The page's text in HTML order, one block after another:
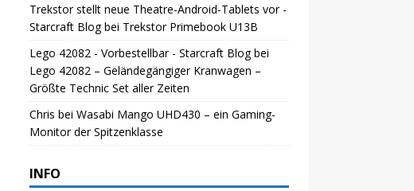
Trekstor stellt neue Theatre-Android-Tablets vor -
Starcraft Blogbei Trekstor Primebook U13B
Lego 42082 - Vorbestellbar - Starcraft Blogbei
Lego 42082 – Geländegängiger Kranwagen –
Größte Technic Set aller Zeiten
Chris bei Wasabi Mango UHD430 – ein Gaming-
Monitor der Spitzenklasse
INFO